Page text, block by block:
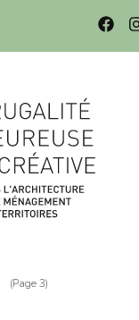
le ménagement des territoires
(Page 3)